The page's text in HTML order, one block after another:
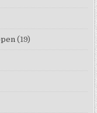
(19)